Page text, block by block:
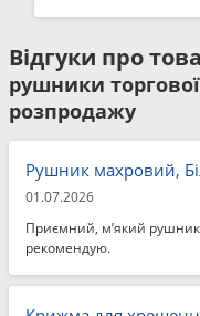
Відгуки про
рушники
розпродажу
Рушник махровий,
01.07.2026
Приємний, м’який
рекомендую.